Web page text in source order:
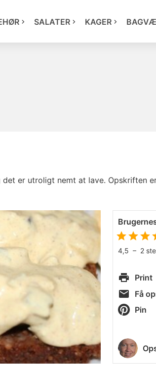
SALATER KAGER
er utroligt nemt at lave. Opskriften
4,5 – 2
Print
Få
Pin